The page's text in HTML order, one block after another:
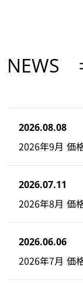
NEWS
2026.08.08
2026年9月 価
2026.07.11
2026年8月 価
2026.06.06
2026年7月 価